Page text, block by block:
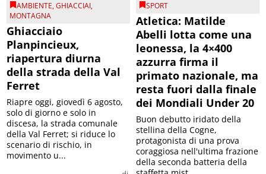
AMBIENTE,GHIACCIAI,
MONTAGNA
Ghiacciaio
Planpincieux,
riapertura diurna
della strada della Val
Ferret
Riapre oggi, giovedì 6 agosto,
solo di giorno e solo in
discesa, la strada comunale
della Val Ferret; si riduce lo
scenario di rischio, in
movimento u...
SPORT
Atletica: Matilde
Abelli lotta come una
leonessa, la 4×400
azzurra firma il
primato nazionale, ma
resta fuori dalla finale
dei Mondiali Under 20
Buon debutto iridato della
stellina della Cogne,
protagonista di una prova
coraggiosa nell'ultima frazione
della seconda batteria della